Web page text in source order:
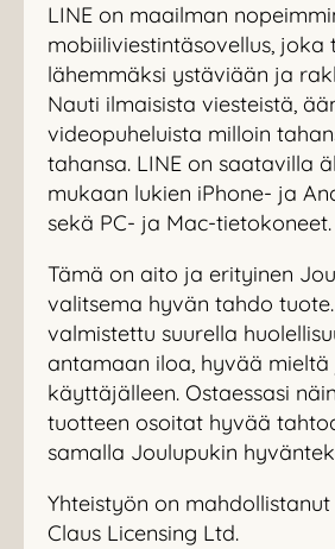
LINE on maailman
mobiiliviestintäsovellus,
lähemmäksi ystäviään ja
Nauti ilmaisista viesteistä,
videopuheluista milloin
tahansa. LINE on saatavilla
mukaan lukien iPhone- ja
sekä PC- ja Mac-tietokoneet.
Tämä on aito ja erityinen
valitsema hyvän tahdo
valmistettu suurella
antamaan iloa, hyvää
käyttäjälleen. Ostaessasi
tuotteen osoitat hyvää
samalla Joulupukin
Yhteistyön on
Claus Licensing Ltd.